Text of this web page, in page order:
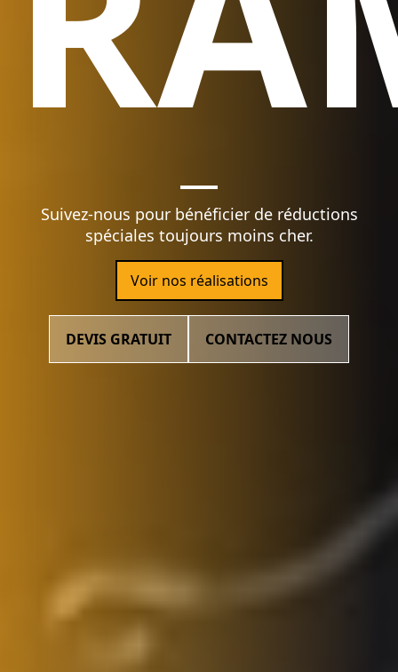
Suivez-nous pour bénéficier de réductions
spéciales toujours moins cher.
Voir nos réalisations
DEVIS GRATUIT CONTACTEZ NOUS